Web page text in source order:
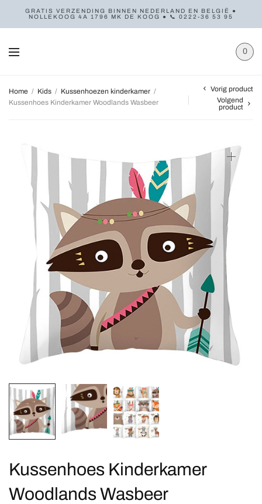
GRATIS VERZENDING BINNEN NEDERLAND EN BELGIË ●
NOLLEKOOG 4A 1796 MK DE KOOG ● 📞 0222-36 53 95
0
Home / Kids / Kussenhoezen kinderkamer /
Kussenhoes Kinderkamer Woodlands Wasbeer
Vorig product
Volgend
product
Kussenhoes Kinderkamer
Woodlands Wasbeer